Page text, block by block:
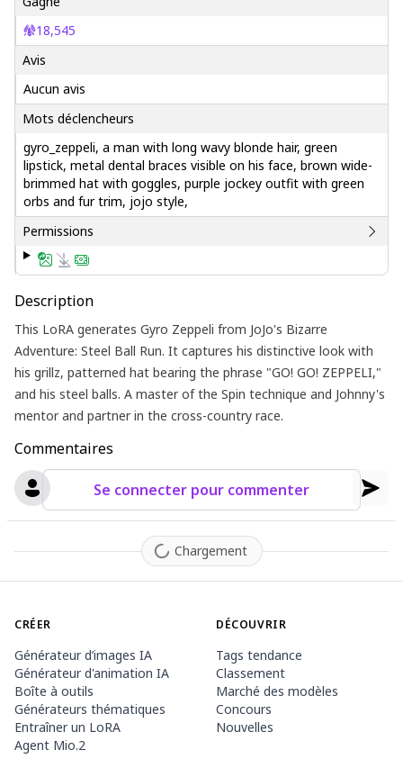
18,545
Avis
Aucun avis
Mots déclencheurs
gyro_zeppeli, a man with long wavy blonde hair, green
lipstick, metal dental braces visible on his face, brown wide-
brimmed hat with goggles, purple jockey outfit with green
orbs and fur trim, jojo style,
Permissions
Description
This LoRA generates Gyro Zeppeli from JoJo's Bizarre
Adventure: Steel Ball Run. It captures his distinctive look with
his grillz, patterned hat bearing the phrase "GO! GO! ZEPPELI,"
and his steel balls. A master of the Spin technique and Johnny's
mentor and partner in the cross-country race.
Commentaires
Se connecter pour commenter
Chargement
CRÉER
Générateur d’images IA
Générateur d'animation IA
Boîte à outils
Générateurs thématiques
Entraîner un LoRA
Agent Mio.2
DÉCOUVRIR
Tags tendance
Classement
Marché des modèles
Concours
Nouvelles